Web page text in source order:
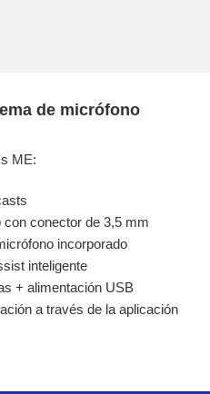
de micrófono
ME:
conector de 3,5 mm
incorporado
inteligente
+ alimentación USB
a través de la aplicación